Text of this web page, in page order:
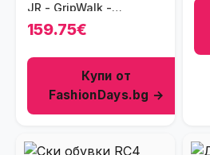
JR - GripWalk -
алуминиеви катарами
159.75€
Купи от
FashionDays.bg →